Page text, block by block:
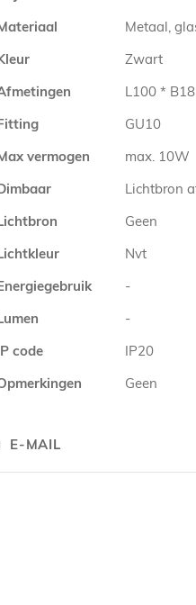
Metaal,
Zwart
L100 *
GU10
vermogen
max. 10W
Lichtbron
Geen
Nvt
-
-
code
IP20
Geen
E-MAIL